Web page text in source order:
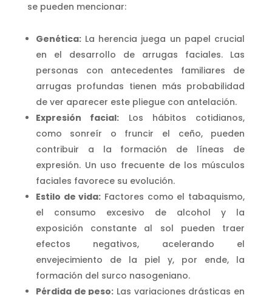
se pueden mencionar:
Genética:La herencia juega un papel crucial
en el desarrollo de arrugas faciales. Las
personas con antecedentes familiares de
arrugas profundas tienen más probabilidad
de ver aparecer este pliegue con antelación.
Expresión facial: Los hábitos cotidianos,
como sonreír o fruncir el ceño, pueden
contribuir a la formación de líneas de
expresión. Un uso frecuente de los músculos
faciales favorece su evolución.
Estilo de vida: Factores como el tabaquismo,
el consumo excesivo de alcohol y la
exposición constante al sol pueden traer
efectos negativos, acelerando el
envejecimiento de la piel y, por ende, la
formación del surco nasogeniano.
Pérdida de peso: Las variaciones drásticas en